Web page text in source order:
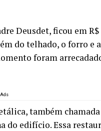
Deusdet, ficou em
do telhado, o forro e
foram
Ads
também chamada
do edifício. Essa